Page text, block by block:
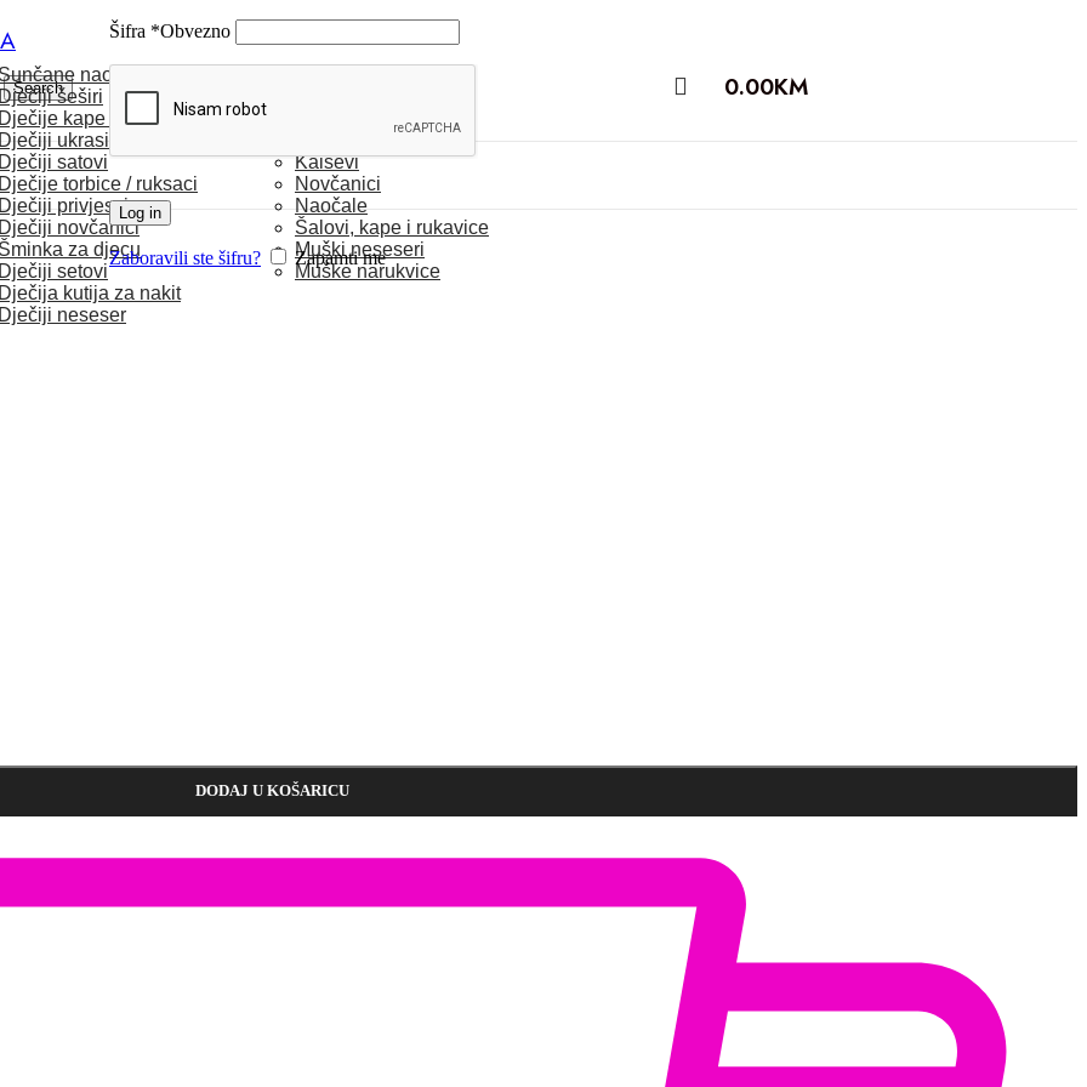
Search
Šifra *Obvezno
Log in
Zaboravili ste šifru? Zapamti me
0.00KM
Sunčane naočale
Dječiji šeširi
kape / rukavice
Dječiji ukrasi za kosu
Dječiji satovi
Dječije torbice / ruksaci
Dječiji privjesci
Dječiji novčanici
Šminka za djecu
Dječiji setovi
Dječija kutija za nakit
Dječiji neseser
Kaiševi
Novčanici
Naočale
Šalovi, kape i rukavice
Muški neseseri
Muške narukvice
DODAJ U KOŠARICU